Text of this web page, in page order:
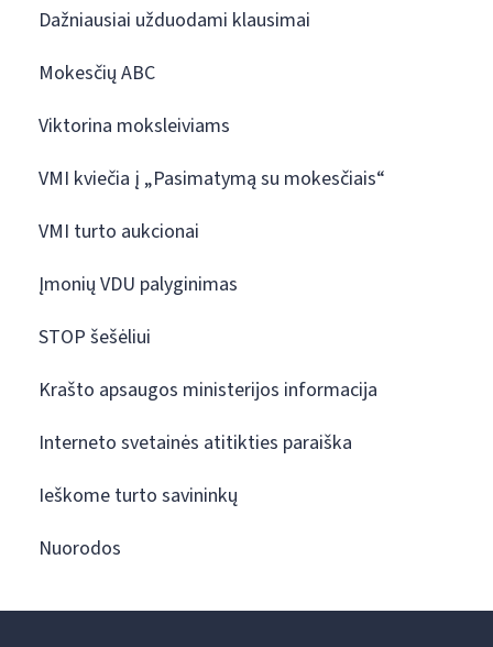
Dažniausiai užduodami klausimai
Mokesčių ABC
Viktorina moksleiviams
VMI kviečia į „Pasimatymą su mokesčiais“
VMI turto aukcionai
Įmonių VDU palyginimas
STOP šešėliui
Krašto apsaugos ministerijos informacija
Interneto svetainės atitikties paraiška
Ieškome turto savininkų
Nuorodos